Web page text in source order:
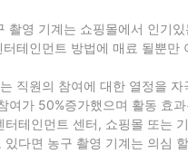
영 기계는 쇼핑몰에서 인기있
테인먼트 방법에 매료 될뿐만
직원의 참여에 대한 열정을 자
가 50%증가했으며 활동 효과
테인먼트 센터, 쇼핑몰 또는
다면 농구 촬영 기계는 의심